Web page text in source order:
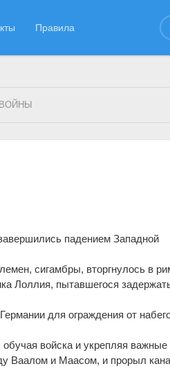
Правила
падением Западной
сигамбры, вторгнулось в
Лоллия, пытавшегося
для ограждения от набе
войска и укрепляя важные
Ваалом и Маасом, и прорыл